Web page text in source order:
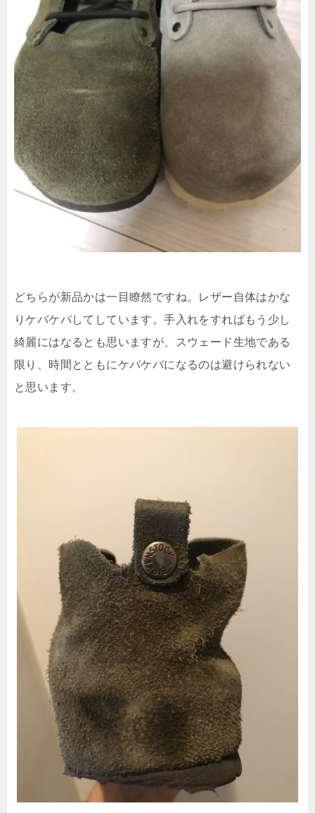
どちらが新品かは一目瞭然ですね。レザー自体はかな
りケバケバしてしています。手入れをすればもう少し
綺麗にはなるとも思いますが、スウェード生地である
限り、時間とともにケバケバになるのは避けられない
と思います。